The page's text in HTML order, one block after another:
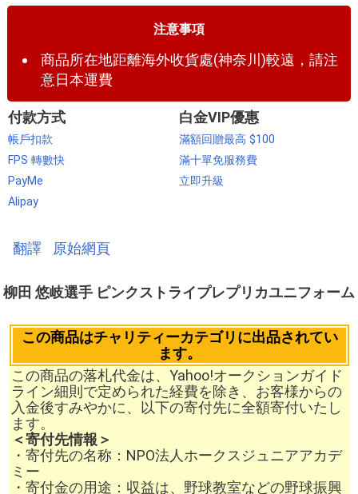
注意事項
商品所在地距離海外收貨處(神奈川)較遠，請注
意日本運費
付款方式
帳戶扣款
FPS 轉數快
PayMe
Alipay
白金VIP優惠
滿額回贈最高 $100
滿十單免服務費
立即升級
翻譯 原始網頁
柳田 悠岐選手 ピンクストライプレプリカユニフォーム
この商品はチャリティーカテゴリに出品されてい
ます。
この商品の落札代金は、Yahoo!オークションガイド
ライン細則で定められた経費を除き、お客様からの
入金後すみやかに、以下の寄付先に全額寄付いたし
ます。
＜寄付先情報＞
・寄付先の名称：NPO法人ホークスジュニアアカデ
ミー
・寄付金の用途：収益は、野球教室などの野球振興